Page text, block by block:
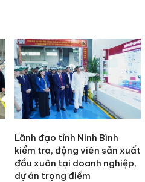
Lãnh đạo tỉnh Ninh Bình
kiểm tra, động viên sản xuất
đầu xuân tại doanh nghiệp,
dự án trọng điểm